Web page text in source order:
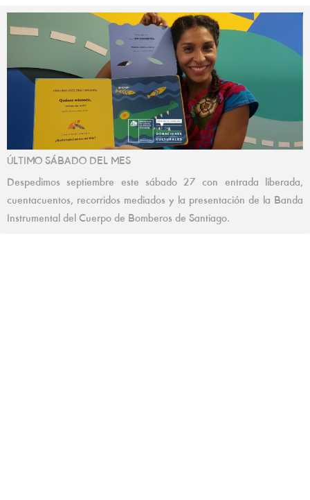
ÚLTIMO SÁBADO DEL MES
Despedimos septiembre este sábado 27 con entrada liberada,
cuentacuentos, recorridos mediados y la presentación de la Banda
Instrumental del Cuerpo de Bomberos de Santiago.